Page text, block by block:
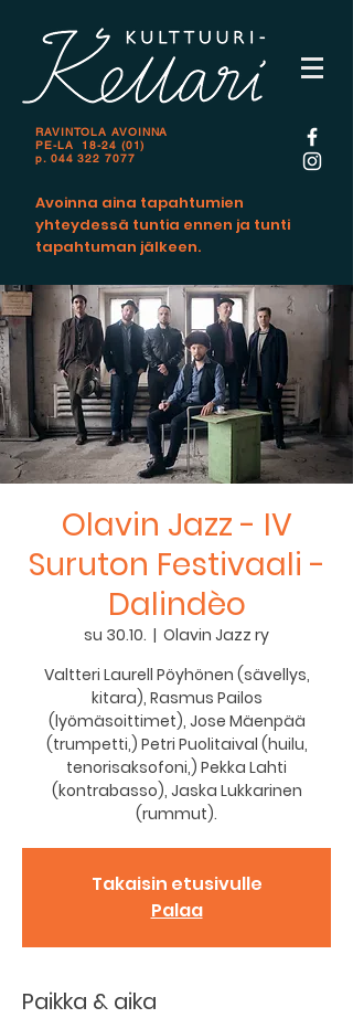
RAVINTOLA AVOINNA
PE-LA 18-24 (01)
p. 044 322 7077
Avoinna aina tapahtumien
yhteydessä tuntia ennen ja tunti
tapahtuman jälkeen.
Olavin Jazz - IV
Suruton Festivaali -
Dalindèo
su 30.10.
  |
Olavin Jazz ry
Valtteri Laurell Pöyhönen (sävellys,
kitara), Rasmus Pailos
(lyömäsoittimet), Jose Mäenpää
(trumpetti,) Petri Puolitaival (huilu,
tenorisaksofoni,) Pekka Lahti
(kontrabasso), Jaska Lukkarinen
(rummut).
Takaisin etusivulle
Palaa
Paikka & aika